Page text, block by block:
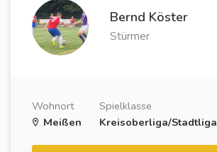
Bernd Köster
Stürmer
Wohnort
Meißen
Spielklasse
Kreisoberliga/Stadtliga